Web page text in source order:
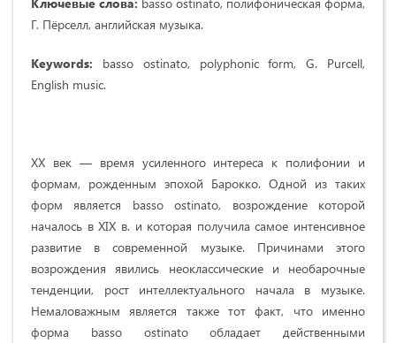
Г. Пёрселл, английская музыка.
Keywords: basso ostinato, polyphonic form, G. Purcell,
English music.
ХХ век — время усиленного интереса к полифонии и
формам, рожденным эпохой Барокко. Одной из таких
форм является basso ostinato, возрождение которой
началось в XIX в. и которая получила самое интенсивное
развитие в современной музыке. Причинами этого
возрождения явились неоклассические и необарочные
тенденции, рост интеллектуального начала в музыке.
Немаловажным является также тот факт, что именно
форма basso ostinato обладает действенными